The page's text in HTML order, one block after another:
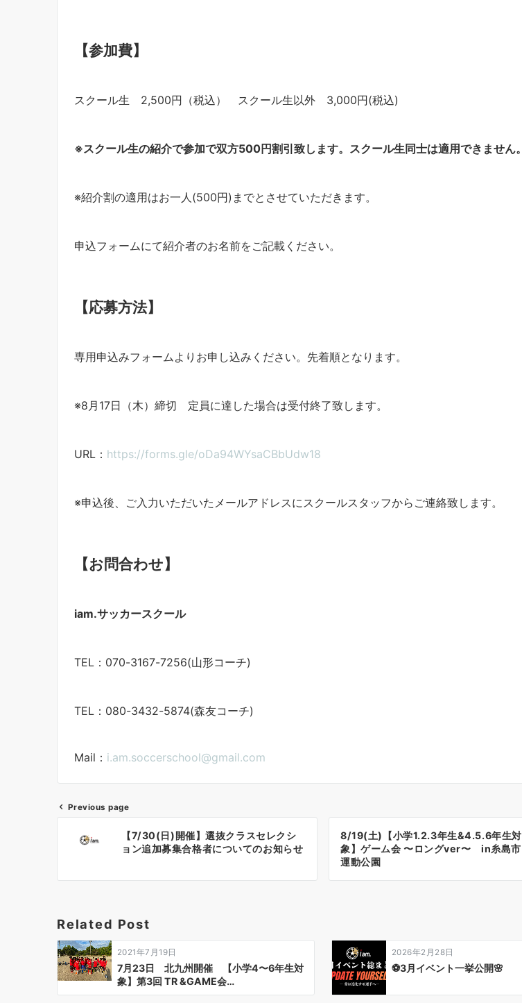
【参加費】
スクール生 2,500円（税込） スクール生以外 3,000円(税込)
※スクール生の紹介で参加で双方500円割引致します。スクール生同士は適用できません。
※紹介割の適用はお一人(500円)までとさせていただきます。
申込フォームにて紹介者のお名前をご記載ください。
【応募方法】
専用申込みフォームよりお申し込みください。先着順となります。
※8月17日（木）締切 定員に達した場合は受付終了致します。
URL： https://forms.gle/oDa94WYsaCBbUdw18
※申込後、ご入力いただいたメールアドレスにスクールスタッフからご連絡致します。
【お問合わせ】
iam.サッカースクール
TEL：070-3167-7256(山形コーチ)
TEL：080-3432-5874(森友コーチ)
Mail： i.am.soccerschool@gmail.com
ゲ
ー
シ
ョ
Previous page
【7/30(日)開催】選抜クラスセレクシ
ョン追加募集合格者についてのお知らせ
8/19(土)【小学1.2.3年生&4.5.6年生対
象】ゲーム会 〜ロングver〜 in糸島市
運動公園
Related Post
2021年7月19日
7月23日 北九州開催 【小学4〜6年生対
象】第3回 TR &GAME会…
2026年2月28日
⚽️3月イベント一挙公開🌸